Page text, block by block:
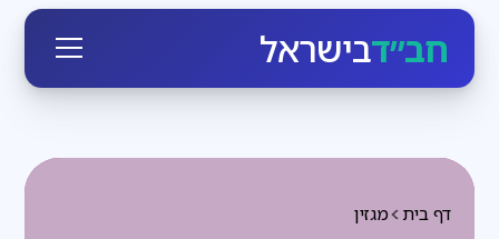
חב״דבישראל
מגזין דף בית